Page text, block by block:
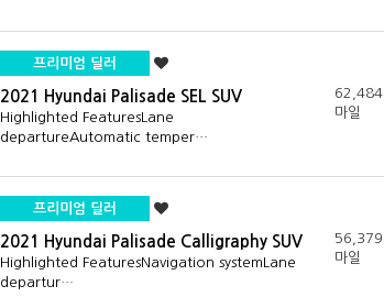
프리미엄 딜러
2021 Hyundai Palisade SEL SUV
Highlighted FeaturesLane
departureAutomatic temper…
62,484
마일
프리미엄 딜러
2021 Hyundai Palisade Calligraphy SUV
Highlighted FeaturesNavigation systemLane
departur…
56,379
마일